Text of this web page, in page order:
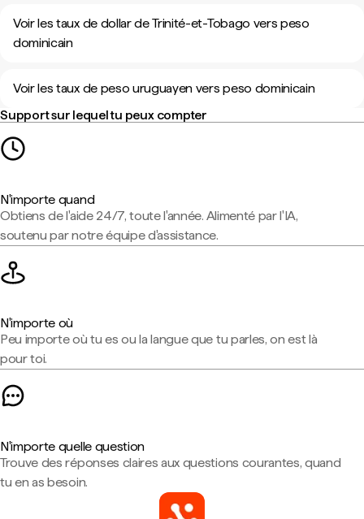
Voir les taux de dollar de Trinité-et-Tobago vers peso
dominicain
Voir les taux de peso uruguayen vers peso dominicain
Support sur lequel tu peux compter
N'importe quand
Obtiens de l'aide 24/7, toute l'année. Alimenté par l'IA,
soutenu par notre équipe d'assistance.
N'importe où
Peu importe où tu es ou la langue que tu parles, on est là
pour toi.
N'importe quelle question
Trouve des réponses claires aux questions courantes, quand
tu en as besoin.